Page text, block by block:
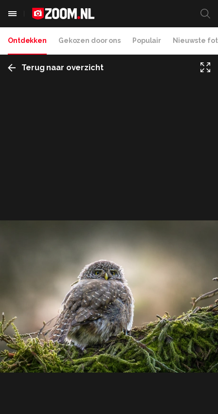
Ontdekken Gekozen door ons Populair Nieuwste
Terug naar overzicht